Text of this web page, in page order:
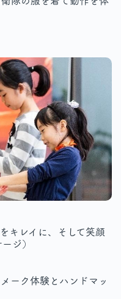
キレイに、そして笑顔
ジ）
ーク体験とハンドマッ